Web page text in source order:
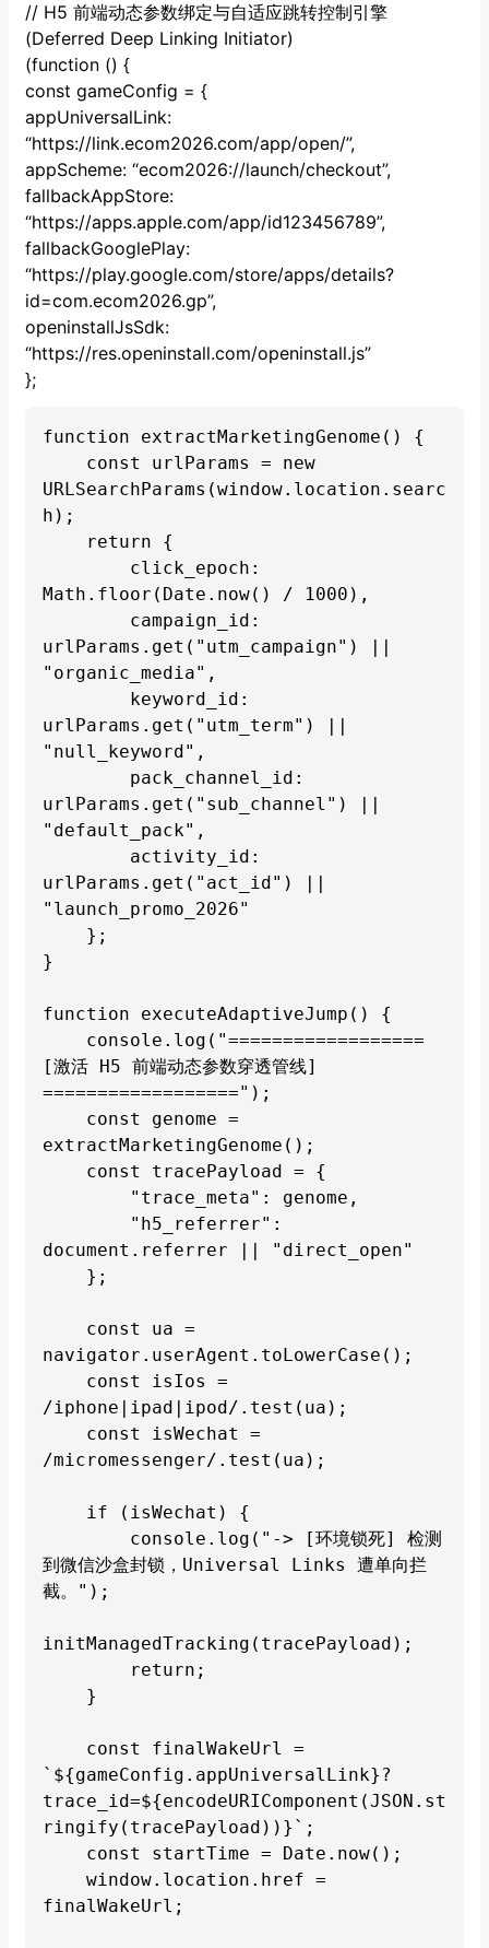
// H5 前端动态参数绑定与自适应跳转控制引擎
(Deferred Deep Linking Initiator)
(function () {
const gameConfig = {
appUniversalLink:
“https://link.ecom2026.com/app/open/”,
appScheme: “ecom2026://launch/checkout”,
fallbackAppStore:
“https://apps.apple.com/app/id123456789”,
fallbackGooglePlay:
“https://play.google.com/store/apps/details?
id=com.ecom2026.gp”,
openinstallJsSdk:
“https://res.openinstall.com/openinstall.js”
};
function extractMarketingGenome() {
URLSearchParams(window.location.searc
h);
Math.floor(Date.now() / 1000),
urlParams.get("utm_campaign") ||
"organic_media",
urlParams.get("utm_term") ||
"null_keyword",
urlParams.get("sub_channel") ||
"default_pack",
urlParams.get("act_id") ||
"launch_promo_2026"
}
function executeAdaptiveJump() {
[激活 H5 前端动态参数穿透管线]
==================");
extractMarketingGenome();
document.referrer || "direct_open"
navigator.userAgent.toLowerCase();
/iphone|ipad|ipod/.test(ua);
/micromessenger/.test(ua);
到微信沙盒封锁，Universal Links 遭单向拦
截。");
initManagedTracking(tracePayload);
`${gameConfig.appUniversalLink}?
trace_id=${encodeURIComponent(JSON.st
ringify(tracePayload))}`;
finalWakeUrl;